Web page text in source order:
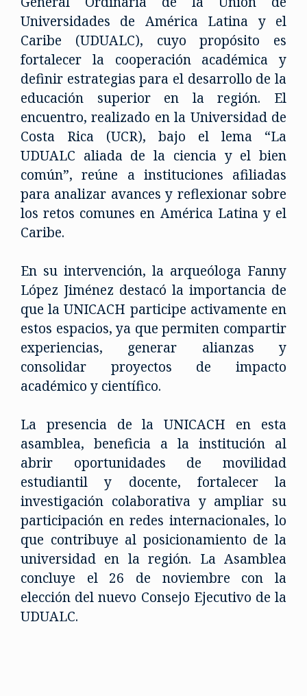
Universidades de América Latina y el
Caribe (UDUALC), cuyo propósito es
fortalecer la cooperación académica y
definir estrategias para el desarrollo de la
educación superior en la región. El
encuentro, realizado en la Universidad de
Costa Rica (UCR), bajo el lema “La
UDUALC aliada de la ciencia y el bien
común”, reúne a instituciones afiliadas
para analizar avances y reflexionar sobre
los retos comunes en América Latina y el
Caribe.
En su intervención, la arqueóloga Fanny
López Jiménez destacó la importancia de
que la UNICACH participe activamente en
estos espacios, ya que permiten compartir
experiencias, generar alianzas y
consolidar proyectos de impacto
académico y científico.
La presencia de la UNICACH en esta
asamblea, beneficia a la institución al
abrir oportunidades de movilidad
estudiantil y docente, fortalecer la
investigación colaborativa y ampliar su
participación en redes internacionales, lo
que contribuye al posicionamiento de la
universidad en la región. La Asamblea
concluye el 26 de noviembre con la
elección del nuevo Consejo Ejecutivo de la
UDUALC.